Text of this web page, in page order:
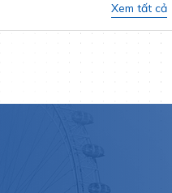
Xem tất cả